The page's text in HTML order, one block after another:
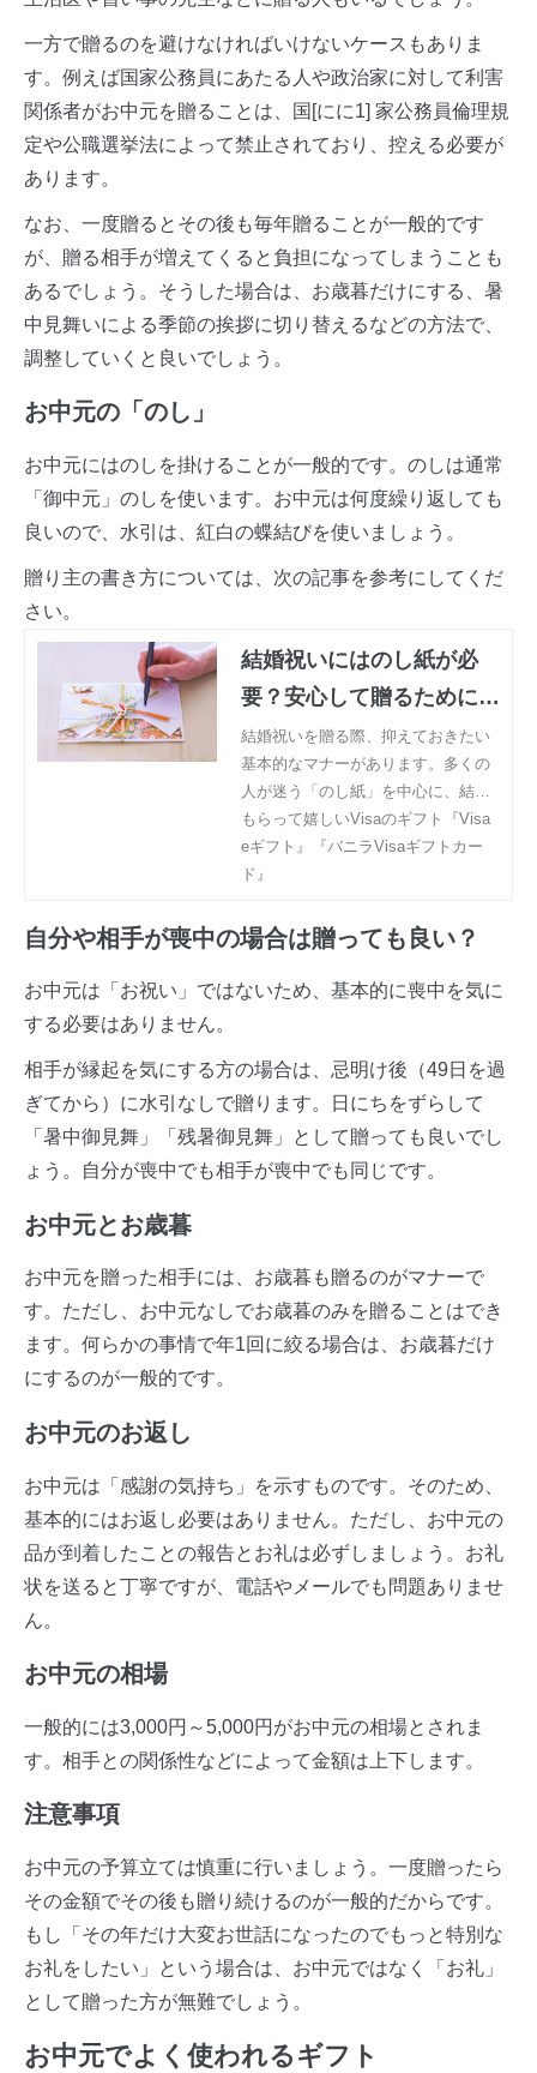
一方で贈るのを避けなければいけないケースもありま
す。例えば国家公務員にあたる人や政治家に対して利害
関係者がお中元を贈ることは、国[にに1] 家公務員倫理規
定や公職選挙法によって禁止されており、控える必要が
あります。
なお、一度贈るとその後も毎年贈ることが一般的です
が、贈る相手が増えてくると負担になってしまうことも
あるでしょう。そうした場合は、お歳暮だけにする、暑
中見舞いによる季節の挨拶に切り替えるなどの方法で、
調整していくと良いでしょう。
お中元の「のし」
お中元にはのしを掛けることが一般的です。のしは通常
「御中元」のしを使います。お中元は何度繰り返しても
良いので、水引は、紅白の蝶結びを使いましょう。
贈り主の書き方については、次の記事を参考にしてくだ
さい。
結婚祝いにはのし紙が必
要？安心して贈るためにお
さえておきたい基本のマナ
ー
結婚祝いを贈る際、抑えておきたい
基本的なマナーがあります。多くの
人が迷う「のし紙」を中心に、結婚
祝いのマナーの基本を紹介していき
ます。
もらって嬉しいVisaのギフト『Visa
eギフト』『バニラVisaギフトカー
ド』
自分や相手が喪中の場合は贈っても良い？
お中元は「お祝い」ではないため、基本的に喪中を気に
する必要はありません。
相手が縁起を気にする方の場合は、忌明け後（49日を過
ぎてから）に水引なしで贈ります。日にちをずらして
「暑中御見舞」「残暑御見舞」として贈っても良いでし
ょう。自分が喪中でも相手が喪中でも同じです。
お中元とお歳暮
お中元を贈った相手には、お歳暮も贈るのがマナーで
す。ただし、お中元なしでお歳暮のみを贈ることはでき
ます。何らかの事情で年1回に絞る場合は、お歳暮だけ
にするのが一般的です。
お中元のお返し
お中元は「感謝の気持ち」を示すものです。そのため、
基本的にはお返し必要はありません。ただし、お中元の
品が到着したことの報告とお礼は必ずしましょう。お礼
状を送ると丁寧ですが、電話やメールでも問題ありませ
ん。
お中元の相場
一般的には3,000円～5,000円がお中元の相場とされま
す。相手との関係性などによって金額は上下します。
注意事項
お中元の予算立ては慎重に行いましょう。一度贈ったら
その金額でその後も贈り続けるのが一般的だからです。
もし「その年だけ大変お世話になったのでもっと特別な
お礼をしたい」という場合は、お中元ではなく「お礼」
として贈った方が無難でしょう。
お中元でよく使われるギフト